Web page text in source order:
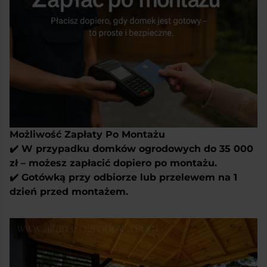
Możliwość Zapłaty Po Montażu
✔️ W przypadku domków ogrodowych do 35 000
zł – możesz zapłacić dopiero po montażu.
✔️ Gotówką przy odbiorze lub przelewem na 1
dzień przed montażem.